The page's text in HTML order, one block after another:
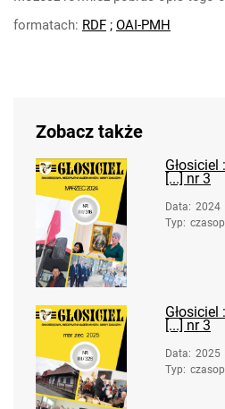
formatach: RDF ; OAI-PMH
Zobacz także
[...] nr 3
Data: 2024
Typ:
[...] nr 3
Data: 2025
Typ: